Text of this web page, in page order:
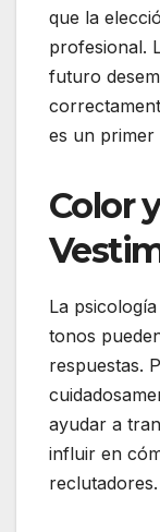
que la
profesional.
futuro
es un primer
Color
La
tonos
respuestas.
ayudar a
influir en
reclutadores.